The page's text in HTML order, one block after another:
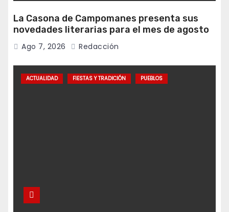
La Casona de Campomanes presenta sus
novedades literarias para el mes de agosto
Ago 7, 2026 Redacción
ACTUALIDAD FIESTAS Y TRADICIÓN PUEBLOS